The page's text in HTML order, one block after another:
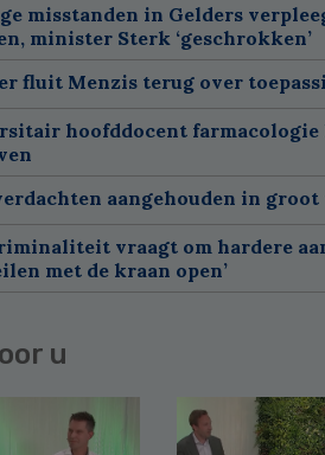
misstanden in Gelders
minister Sterk ‘geschrokken’
fluit Menzis terug over
hoofddocent
aangehouden in
vraagt om hardere
met de kraan open’
u